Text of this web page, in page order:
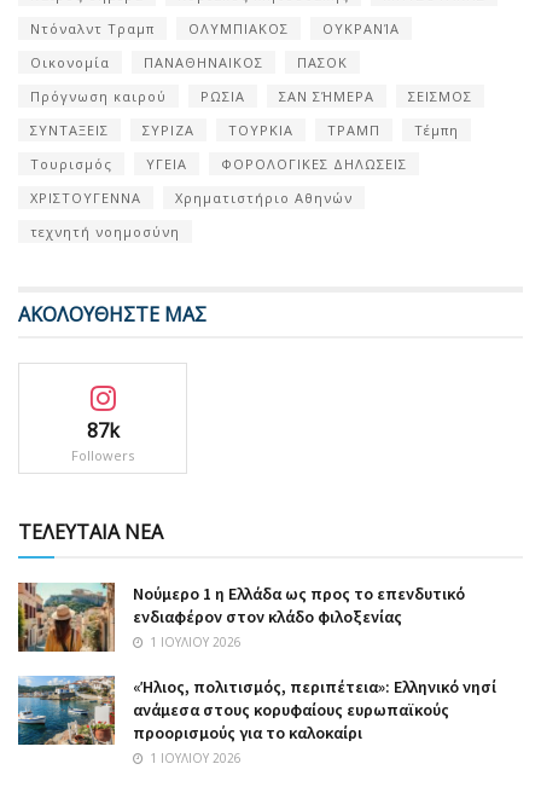
Ντόναλντ Τραμπ
ΟΛΥΜΠΙΑΚΟΣ
ΟΥΚΡΑΝΊΑ
Οικονομία
ΠΑΝΑΘΗΝΑΙΚΟΣ
ΠΑΣΟΚ
Πρόγνωση καιρού
ΡΩΣΙΑ ΣΑΝ ΣΉΜΕΡΑ
ΣΕΙΣΜΟΣ
ΣΥΝΤΑΞΕΙΣ
ΣΥΡΙΖΑ ΤΟΥΡΚΙΑ ΤΡΑΜΠ
Τέμπη
Τουρισμός
ΥΓΕΙΑ
ΦΟΡΟΛΟΓΙΚΕΣ ΔΗΛΩΣΕΙΣ
ΧΡΙΣΤΟΥΓΕΝΝΑ
Χρηματιστήριο Αθηνών
τεχνητή νοημοσύνη
ΑΚΟΛΟΥΘΗΣΤΕ ΜΑΣ
87k
Followers
ΤΕΛΕΥΤΑΙΑ ΝΕΑ
Nούμερο 1 η Ελλάδα ως προς το επενδυτικό
ενδιαφέρον στον κλάδο φιλοξενίας
1 ΙΟΥΛΊΟΥ 2026
«Ήλιος, πολιτισμός, περιπέτεια»: Ελληνικό νησί
ανάμεσα στους κορυφαίους ευρωπαϊκούς
προορισμούς για το καλοκαίρι
1 ΙΟΥΛΊΟΥ 2026